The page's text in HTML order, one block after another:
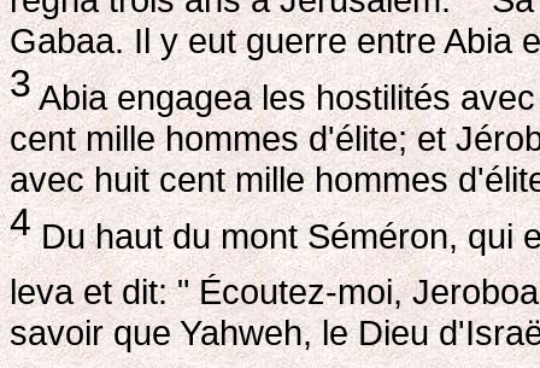
Gabaa. Il y eut guerre entre Abia
3Abia engagea les hostilités
cent mille hommes d'élite; et
avec huit cent mille hommes
4 Du haut du mont Séméron, qui
leva et dit: " Écoutez-moi,
savoir que Yahweh, le Dieu